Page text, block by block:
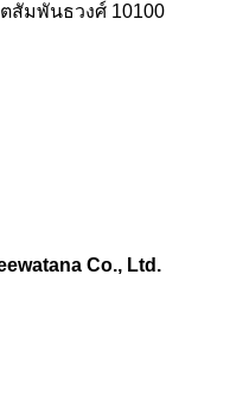
ซอส
สัมพันธวงศ์ 10100
Co., Ltd.